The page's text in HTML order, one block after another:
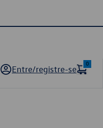
Entre/registre-se
0